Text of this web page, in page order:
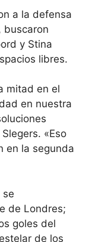
a la defensa
buscaron
y Stina
libres.
mitad en el
en nuestra
«Eso
en la segunda
se
de Londres;
goles del
de los